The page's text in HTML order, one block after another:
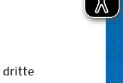
dritte